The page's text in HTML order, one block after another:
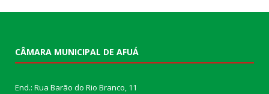
CÂMARA MUNICIPAL DE AFUÁ
End.: Rua Barão do Rio Branco, 11